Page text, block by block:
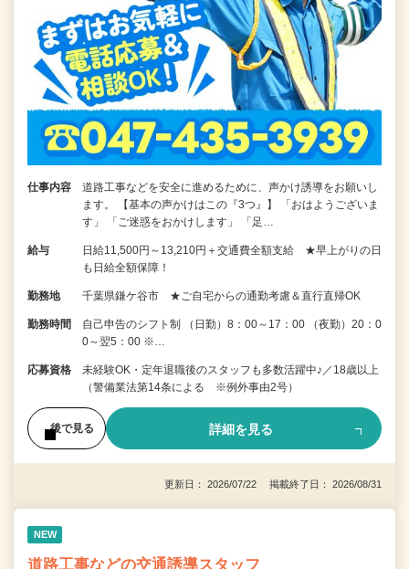
仕事内容
道路工事などを安全に進めるために、声かけ誘導をお願いし
ます。 【基本の声かけはこの『3つ』】 「おはようございま
す」 「ご迷惑をおかけします」 「足…
給与
日給11,500円～13,210円＋交通費全額支給 ★早上がりの日
も日給全額保障！
勤務地 千葉県鎌ケ谷市 ★ご自宅からの通勤考慮＆直行直帰OK
勤務時間
自己申告のシフト制 （日勤）8：00～17：00 （夜勤）20：0
0～翌5：00 ※…
応募資格
未経験OK・定年退職後のスタッフも多数活躍中♪／18歳以上
（警備業法第14条による ※例外事由2号）
後で見る 詳細を見る
更新日： 2026/07/22 掲載終了日： 2026/08/31
NEW
道路工事などの交通誘導スタッフ